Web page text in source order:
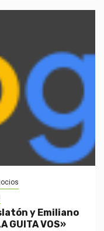
y Emiliano
GUITA VOS»